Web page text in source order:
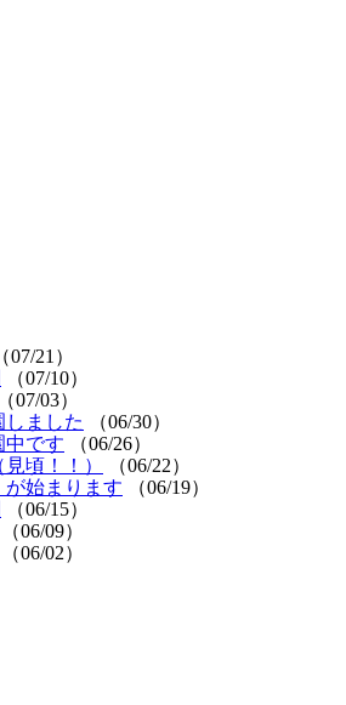
（07/21）
（07/10）
（07/03）
ました
（06/30）
です
（06/26）
頃！！）
（06/22）
が始まります
（06/19）
（06/15）
（06/09）
（06/02）